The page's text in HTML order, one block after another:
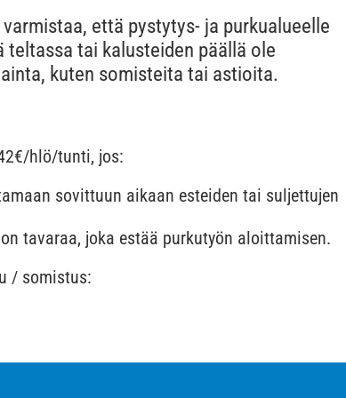
että pystytys- ja purkualueelle
teltassa tai kalusteiden päällä ole
kuten somisteita tai astioita.
hlö/tunti, jos:
sovittuun aikaan esteiden tai suljettujen
tavaraa, joka estää purkutyön aloittamisen.
/ somistus: